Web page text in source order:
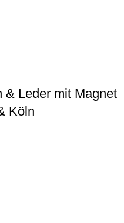
& Leder mit Magnet
Köln